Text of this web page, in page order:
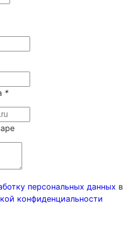
*
персональных данных в
конфиденциальности